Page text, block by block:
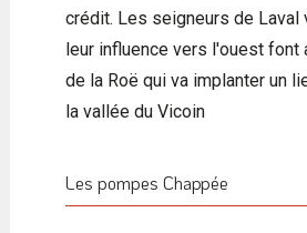
crédit. Les seigneurs de Laval
leur influence vers l'ouest font
de la Roë qui va implanter un
la vallée du Vicoin
Les pompes Chappée